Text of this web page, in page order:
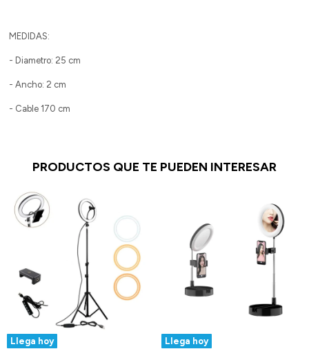
MEDIDAS:
- Diametro: 25 cm
- Ancho: 2 cm
- Cable 170 cm
PRODUCTOS QUE TE PUEDEN INTERESAR
Llega hoy Llega hoy